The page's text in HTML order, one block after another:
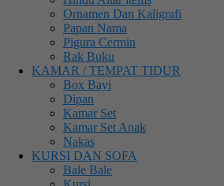
Ornamen Dan Kaligrafi
Papan Nama
Pigura Cermin
Rak Buku
KAMAR / TEMPAT TIDUR
Box Bayi
Dipan
Kamar Set
Kamar Set Anak
Nakas
KURSI DAN SOFA
Bale Bale